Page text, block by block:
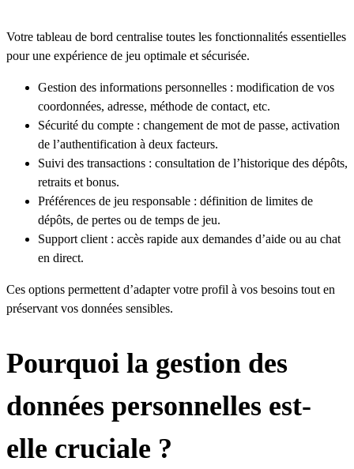
Votre tableau de bord centralise toutes les fonctionnalités essentielles
pour une expérience de jeu optimale et sécurisée.
Gestion des informations personnelles : modification de vos
coordonnées, adresse, méthode de contact, etc.
Sécurité du compte : changement de mot de passe, activation
de l’authentification à deux facteurs.
Suivi des transactions : consultation de l’historique des dépôts,
retraits et bonus.
Préférences de jeu responsable : définition de limites de
dépôts, de pertes ou de temps de jeu.
Support client : accès rapide aux demandes d’aide ou au chat
en direct.
Ces options permettent d’adapter votre profil à vos besoins tout en
préservant vos données sensibles.
Pourquoi la gestion des
données personnelles est-
elle cruciale ?